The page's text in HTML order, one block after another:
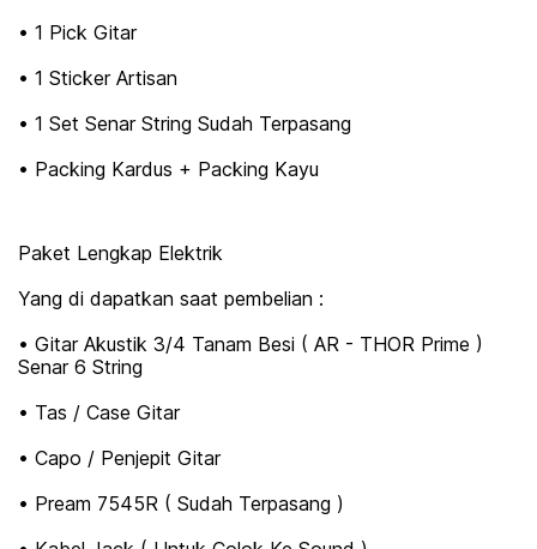
• 1 Pick Gitar
• 1 Sticker Artisan
• 1 Set Senar String Sudah Terpasang
• Packing Kardus + Packing Kayu
Paket Lengkap Elektrik
Yang di dapatkan saat pembelian :
• Gitar Akustik 3/4 Tanam Besi ( AR - THOR Prime )
Senar 6 String
• Tas / Case Gitar
• Capo / Penjepit Gitar
• Pream 7545R ( Sudah Terpasang )